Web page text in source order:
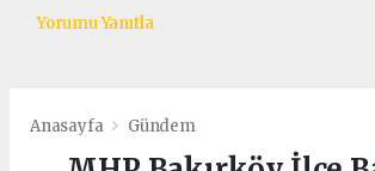
Yorumu Yanıtla
Anasayfa Gündem